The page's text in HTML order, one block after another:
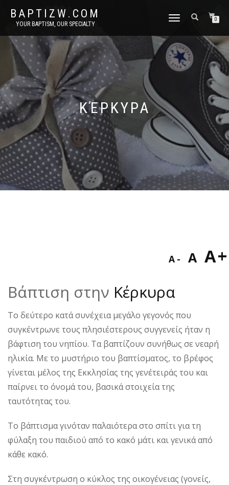
BAPTIZW.COM
YOUR BAPTISM, OUR SPECIALTY
TOGGLE
0
ΚΈΡΚΥΡΑ
A font
A A
Βάπτιση στην Κέρκυρα
Το δεύτερο κατά συνέχεια μεγάλο γεγονός που
συγκέντρωνε τους πλησιέστερους συγγενείς ήταν η
βάφτιση του νηπίου. Τα βαπτίζουν συνήθως σε νεαρή
ηλικία. Με το μυστήριο του βαπτίσματος, το βρέφος
γίνεται μέλος της Εκκλησίας της γενέτειράς του και
παίρνει το όνομά του, βασικά στοιχεία της
ταυτότητας του.
Το βάπτισμα γινόταν παλαιότερα στο σπίτι για τη
φύλαξη του παιδιού από το κακό μάτι και γενικά από
κάθε κακό.
Στη συγκέντρωση ο κύκλος της οικογένειας (γονείς,